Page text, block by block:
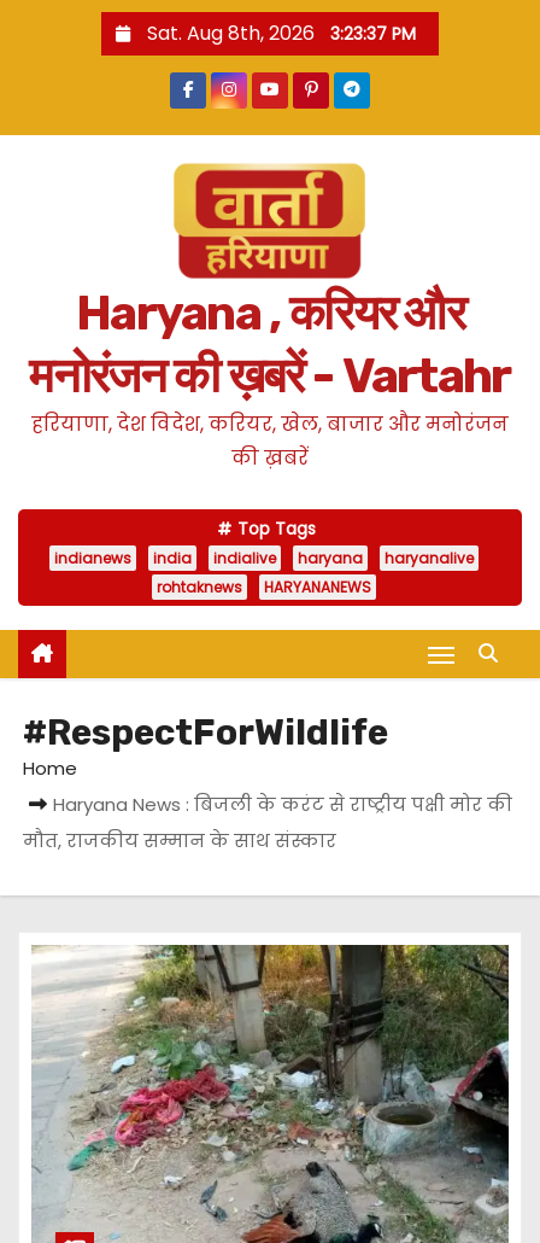
Sat. Aug 8th, 2026 3:23:38 PM
Haryana , करियर और
मनोरंजन की ख़बरें - Vartahr
हरियाणा, देश विदेश, करियर, खेल, बाजार और मनोरंजन
की ख़बरें
Top Tags
indianews india indialive haryana
haryanalive
rohtaknews
HARYANANEWS
#RespectForWildlife
Home
Haryana News : बिजली के करंट से राष्ट्रीय पक्षी मोर की
मौत, राजकीय सम्मान के साथ संस्कार